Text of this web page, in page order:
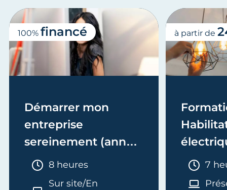
Démarrer mon
entreprise
sereinement (année
Durée :
8 heures
Sur site/En
100% financé
7
à partir de